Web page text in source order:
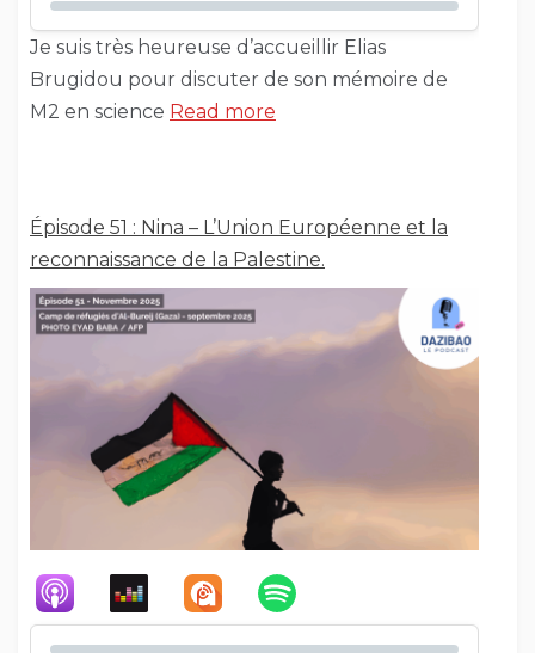
Je suis très heureuse d’accueillir Elias
Brugidou pour discuter de son mémoire de
M2 en science Read more
Épisode 51 : Nina – L’Union Européenne et la
reconnaissance de la Palestine.